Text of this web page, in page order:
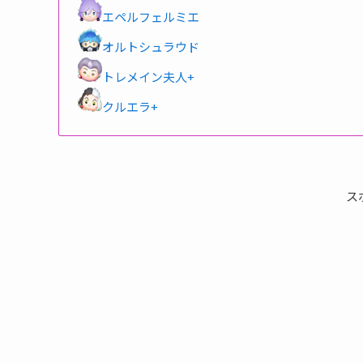
エペルフェルミエ
オルトシュラウド
トレメイン夫人+
クルエラ+
ス